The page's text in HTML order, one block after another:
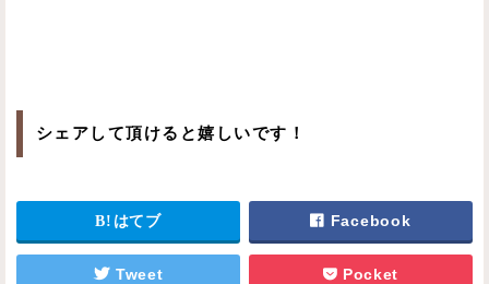
シェアして頂けると嬉しいです！
はてブ Facebook
Tweet Pocket